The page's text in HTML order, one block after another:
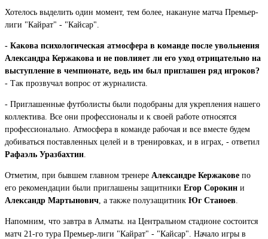
Хотелось выделить один момент, тем более, накануне матча Премьер-
лиги "Кайрат" - "Кайсар".
- Какова психологическая атмосфера в команде после увольнения
Александра Кержакова и не повлияет ли его уход отрицательно на
выступление в чемпионате, ведь им был приглашен ряд игроков?
- Так прозвучал вопрос от журналиста.
- Приглашенные футболисты были подобраны для укрепления нашего
коллектива. Все они профессионалы и к своей работе относятся
профессионально. Атмосфера в команде рабочая и все вместе будем
добиваться поставленных целей и в тренировках, и в играх, - ответил
Рафаэль Уразбахтин
Отметим, при бывшем главном тренере Александре Кержакове по
его рекомендации были приглашены защитники Егор Сорокин и
Александр Мартынович , а также полузащитник Юг Станоев
Напомним, что завтра в Алматы. на Центральном стадионе состоится
матч 21-го тура Премьер-лиги "Кайрат" - "Кайсар". Начало игры в